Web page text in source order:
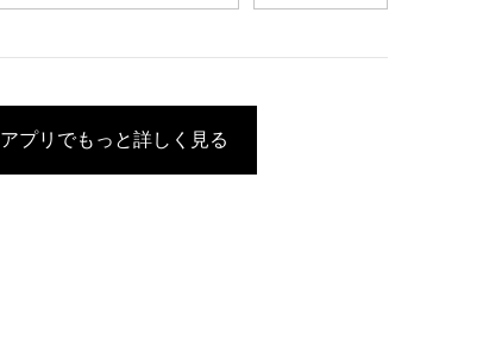
アプリでもっと詳しく見る